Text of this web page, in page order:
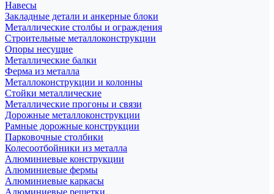
Навесы
Закладные детали и анкерные блоки
Металлические столбы и ограждения
Строительные металлоконструкции
Опоры несущие
Металлические балки
Ферма из металла
Металлоконструкции и колонны
Стойки металлические
Металлические прогоны и связи
Дорожные металлоконструкции
Рамные дорожные конструкции
Парковочные столбики
Колесоотбойники из металла
Алюминиевые конструкции
Алюминиевые фермы
Алюминиевые каркасы
Алюминиевые решетки